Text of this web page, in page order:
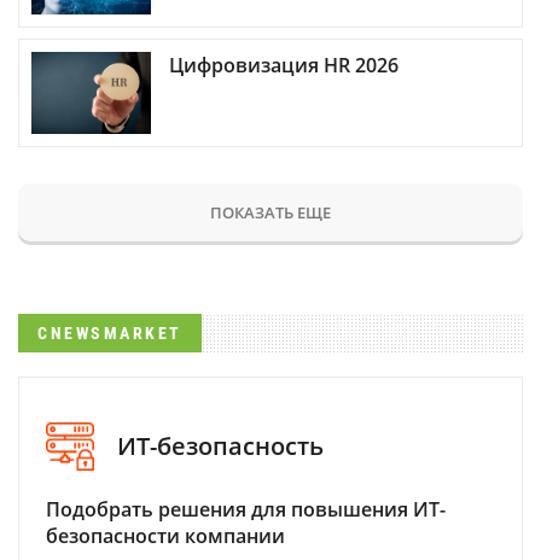
Цифровизация HR 2026
ПОКАЗАТЬ ЕЩЕ
CNEWSMARKET
ИТ-безопасность
Подобрать решения для повышения ИТ-
безопасности компании